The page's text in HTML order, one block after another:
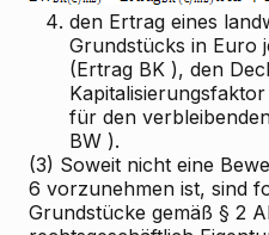
4. den Ertrag eines
Grundstücks in Euro
(Ertrag BK ), den
für den
BW ).
(3) Soweit nicht eine
6 vorzunehmen ist, sind
Grundstücke gemäß § 2